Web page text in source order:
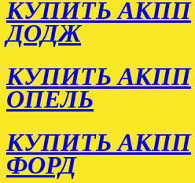
КУПИТЬ АКПП
ДОДЖ
КУПИТЬ АКПП
ОПЕЛЬ
КУПИТЬ АКПП
ФОРД